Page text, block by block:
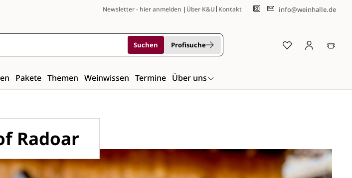
Newsletter - hier anmelden | Über K&U| Kontakt info@weinhalle.de
Suchen Profisuche
Pakete Themen Weinwissen Termine Über uns
Radoar